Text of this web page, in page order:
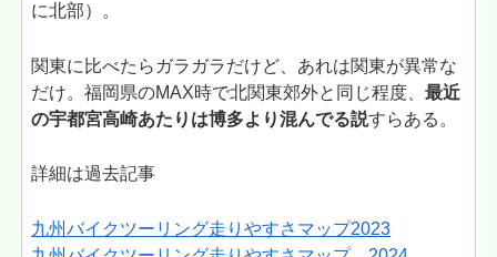
に北部）。
関東に比べたらガラガラだけど、あれは関東が異常な
だけ。福岡県のMAX時で北関東郊外と同じ程度、最近
の宇都宮高崎あたりは博多より混んでる説すらある。
詳細は過去記事
九州バイクツーリング走りやすさマップ2023